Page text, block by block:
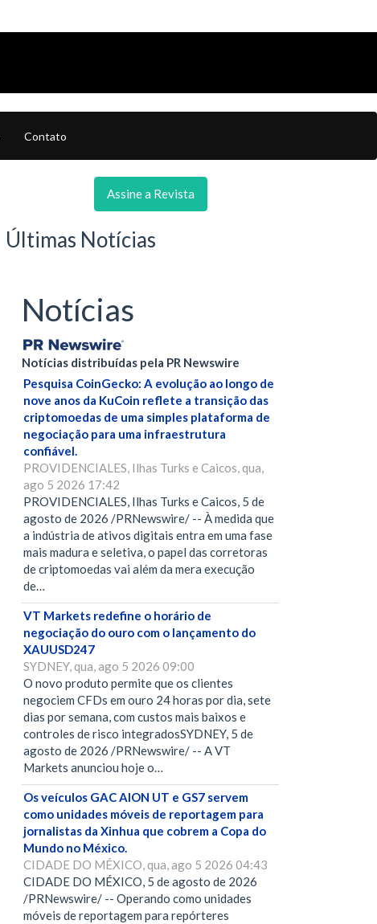
Contato
Assine a Revista
Últimas Notícias
Notícias
Notícias distribuídas pela PR Newswire
Pesquisa CoinGecko: A evolução ao longo de
nove anos da KuCoin reflete a transição das
criptomoedas de uma simples plataforma de
negociação para uma infraestrutura
confiável.
PROVIDENCIALES, Ilhas Turks e Caicos, qua,
ago 5 2026 17:42
PROVIDENCIALES, Ilhas Turks e Caicos, 5 de
agosto de 2026 /PRNewswire/ -- À medida que
a indústria de ativos digitais entra em uma fase
mais madura e seletiva, o papel das corretoras
de criptomoedas vai além da mera execução
de…
VT Markets redefine o horário de
negociação do ouro com o lançamento do
XAUUSD247
SYDNEY, qua, ago 5 2026 09:00
O novo produto permite que os clientes
negociem CFDs em ouro 24 horas por dia, sete
dias por semana, com custos mais baixos e
controles de risco integradosSYDNEY, 5 de
agosto de 2026 /PRNewswire/ -- A VT
Markets anunciou hoje o…
Os veículos GAC AION UT e GS7 servem
como unidades móveis de reportagem para
jornalistas da Xinhua que cobrem a Copa do
Mundo no México.
CIDADE DO MÉXICO, qua, ago 5 2026 04:43
CIDADE DO MÉXICO, 5 de agosto de 2026
/PRNewswire/ -- Operando como unidades
móveis de reportagem para repórteres